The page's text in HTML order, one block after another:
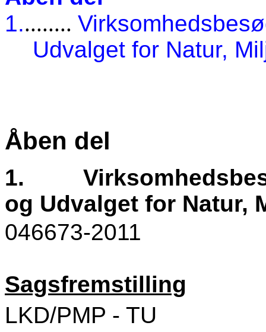
1.........
Udvalget for Natur,
Åben del
1.
og Udvalget for Natur,
046673-2011
Sagsfremstilling
LKD/PMP - TU